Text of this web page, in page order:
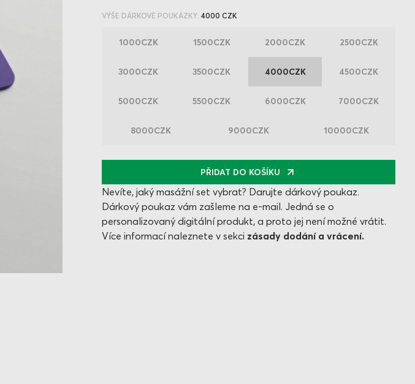
VÝŠE DÁRKOVÉ POUKÁZKY: 4000 CZK
1000CZK 1500CZK 2000CZK 2500CZK
3000CZK 3500CZK 4000CZK 4500CZK
5000CZK 5500CZK 6000CZK 7000CZK
8000CZK 9000CZK 10000CZK
PŘIDAT DO KOŠÍKU
Nevíte, jaký masážní set vybrat? Darujte dárkový poukaz.
Dárkový poukaz vám zašleme na e-mail. Jedná se o
personalizovaný digitální produkt, a proto jej není možné vrátit.
Více informací naleznete v sekci zásady dodání a vrácení.